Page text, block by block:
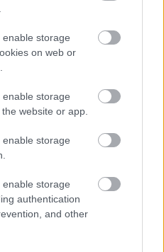
storage
on web or
storage
website or app.
storage
storage
authentication
and other
ketten írják az nhl-t,
beszámolók mellett,
írások is lesznek!
Ryan O'Brien-nek
gyengebb ellenfellel
csak igy tovabb